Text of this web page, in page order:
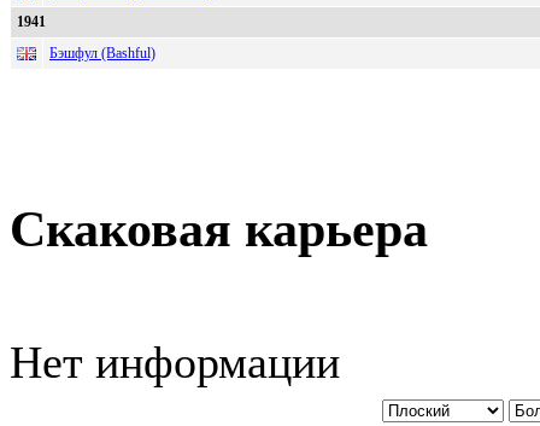
1941
Бэшфул (Bashful)
Скаковая карьера
Нет информации